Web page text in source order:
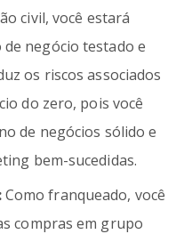
civil, você estará
negócio testado e
os riscos associados
do zero, pois você
de negócios sólido e
bem-sucedidas.
Como franqueado, você
compras em grupo